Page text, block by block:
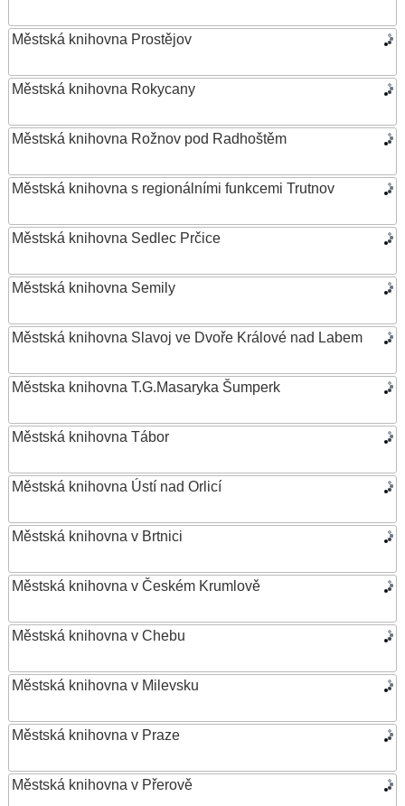
Městská knihovna Prostějov
Městská knihovna Rokycany
Městská knihovna Rožnov pod Radhoštěm
Městská knihovna s regionálními funkcemi Trutnov
Městská knihovna Sedlec Prčice
Městská knihovna Semily
Městská knihovna Slavoj ve Dvoře Králové nad Labem
Městska knihovna T.G.Masaryka Šumperk
Městská knihovna Tábor
Městská knihovna Ústí nad Orlicí
Městská knihovna v Brtnici
Městská knihovna v Českém Krumlově
Městská knihovna v Chebu
Městská knihovna v Milevsku
Městská knihovna v Praze
Městská knihovna v Přerově